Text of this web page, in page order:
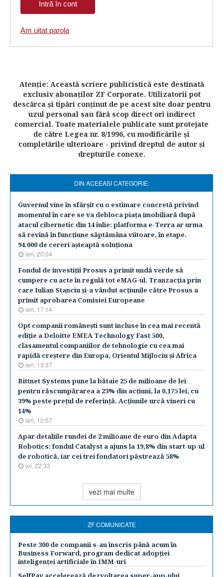
Am uitat parola
Atenţie: Această scriere publicistică este destinată
exclusiv abonaţilor ZF Corporate. Utilizatorii pot
descărca şi tipări conţinut de pe acest site doar pentru
uzul personal sau fără scop direct ori indirect
comercial. Toate materialele publicate sunt protejate
de către Legea nr. 8/1996, cu modificările şi
completările ulterioare - privind dreptul de autor şi
drepturile conexe.
DIN ACEEASI CATEGORIE:
Guvernul vine în sfârşit cu o estimare concretă privind
momentul în care se va debloca piaţa imobiliară după
atacul cibernetic din 14 iulie: platforma e-Terra ar urma
să revină în funcţiune săptămâna viitoare, în etape.
94.000 de cereri aşteaptă soluţiona
ieri, 20:04
Fondul de investiţii Prosus a primit undă verde să
cumpere cu acte în regulă tot eMAG-ul. Tranzacţia prin
care Iulian Stanciu şi-a vândut acţiunile către Prosus a
primit aprobarea Comisiei Europeane
ieri, 17:14
Opt companii româneşti sunt incluse în cea mai recentă
ediţie a Deloitte EMEA Technology Fast 500,
clasamentul companiilor de tehnologie cu cea mai
rapidă creştere din Europa, Orientul Mijlociu şi Africa
ieri, 13:37
Bittnet Systems pune la bătaie 25 de milioane de lei
pentru răscumpărarea a 23% din acţiuni, la 0,175 lei, cu
39% peste preţul de referinţă. Acţiunile urcă vineri cu
14%
ieri, 10:57
Apar detaliile rundei de 2 milioane de euro din Adapta
Robotics: fondul Catalyst a ajuns la 19,8% din start-up-ul
de robotică, iar cei trei fondatori păstrează 58%
joi, 22:33
vezi mai multe
ZF COMUNICATE
Peste 300 de companii s-au înscris până acum în
Business Forward, program dedicat adopției
inteligenței artificiale în IMM-uri